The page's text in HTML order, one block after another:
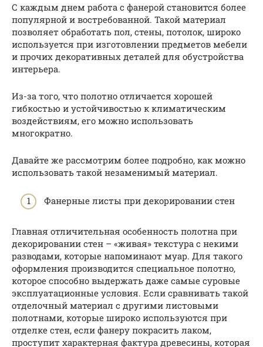
С каждым днем работа с фанерой становится более
популярной и востребованной. Такой материал
позволяет обработать пол, стены, потолок, широко
используется при изготовлении предметов мебели
и прочих декоративных деталей для обустройства
интерьера.
Из-за того, что полотно отличается хорошей
гибкостью и устойчивостью к климатическим
воздействиям, его можно использовать
многократно.
Давайте же рассмотрим более подробно, как можно
использовать такой незаменимый материал.
Фанерные листы при декорировании стен
Главная отличительная особенность полотна при
декорировании стен – «живая» текстура с некими
разводами, которые напоминают муар. Для такого
оформления производится специальное полотно,
которое способно выдержать даже самые суровые
эксплуатационные условия. Если сравнивать такой
отделочный материал с другими листовыми
полотнами, которые широко используются при
отделке стен, если фанеру покрасить лаком,
проступит характерная фактура древесины, которая